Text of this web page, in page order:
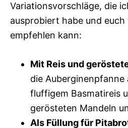
Variationsvorschläge, die
ausprobiert habe und
empfehlen kann:
Mit Reis und
die Auberginenpfanne
fluffigem Basmatireis
gerösteten Mandeln
Als Füllung für